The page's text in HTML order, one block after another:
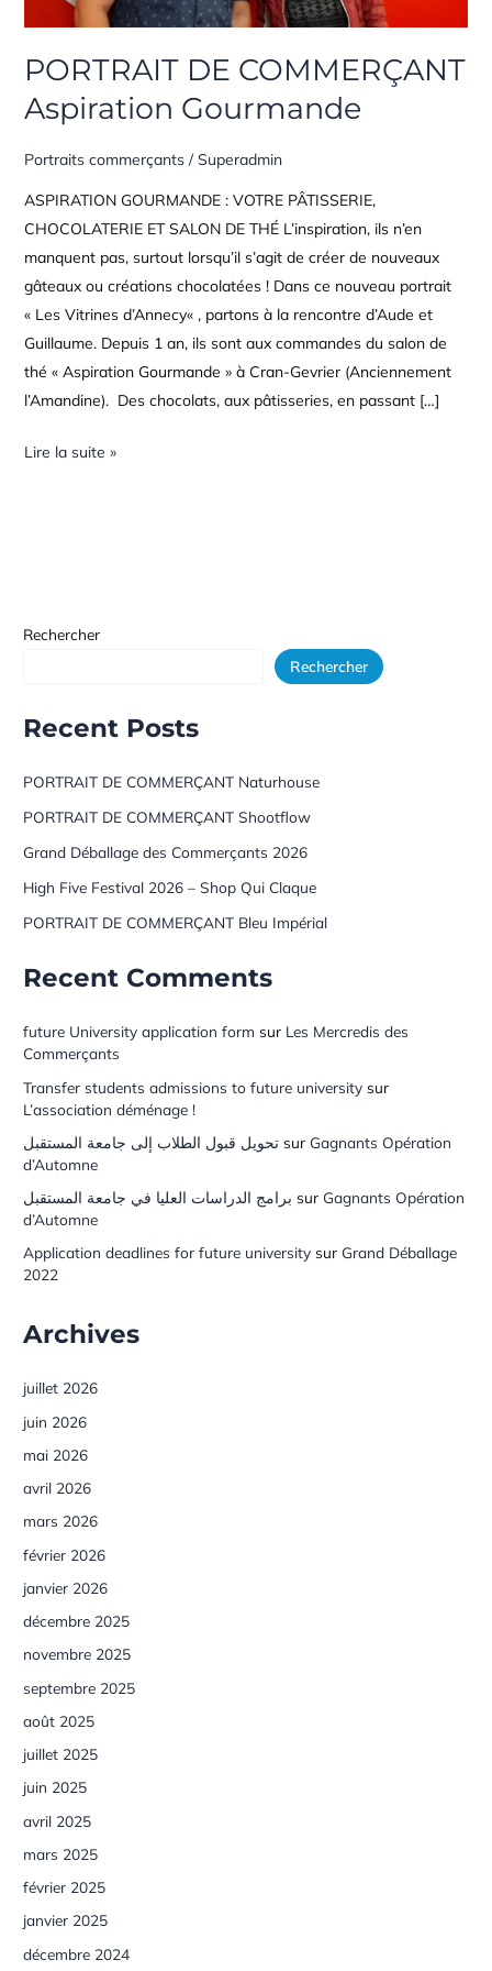
PORTRAIT DE COMMERÇANT
Aspiration Gourmande
Portraits commerçants/Superadmin
ASPIRATION GOURMANDE : VOTRE PÂTISSERIE,
CHOCOLATERIE ET SALON DE THÉ L’inspiration, ils n’en
manquent pas, surtout lorsqu’il s’agit de créer de nouveaux
gâteaux ou créations chocolatées ! Dans ce nouveau portrait
« Les Vitrines d’Annecy« , partons à la rencontre d’Aude et
Guillaume. Depuis 1 an, ils sont aux commandes du salon de
thé « Aspiration Gourmande » à Cran-Gevrier (Anciennement
l’Amandine). Des chocolats, aux pâtisseries, en passant […]
Lire la suite »
Rechercher
Rechercher
Recent Posts
PORTRAIT DE COMMERÇANT Naturhouse
PORTRAIT DE COMMERÇANT Shootflow
Grand Déballage des Commerçants 2026
High Five Festival 2026 – Shop Qui Claque
PORTRAIT DE COMMERÇANT Bleu Impérial
Recent Comments
future University application form sur Les Mercredis des
Commerçants
Transfer students admissions to future university sur
L’association déménage !
تحويل قبول الطلاب إلى جامعة المستقبل surGagnants Opération
d’Automne
برامج الدراسات العليا في جامعة المستقبل surGagnants Opération
d’Automne
Application deadlines for future university surGrand Déballage
2022
Archives
juillet 2026
juin 2026
mai 2026
avril 2026
mars 2026
février 2026
janvier 2026
décembre 2025
novembre 2025
septembre 2025
août 2025
juillet 2025
juin 2025
avril 2025
mars 2025
février 2025
janvier 2025
décembre 2024